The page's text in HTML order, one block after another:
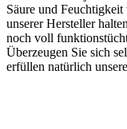
Säure und
unserer Hersteller
noch voll
Überzeugen Sie sich
erfüllen natürlich